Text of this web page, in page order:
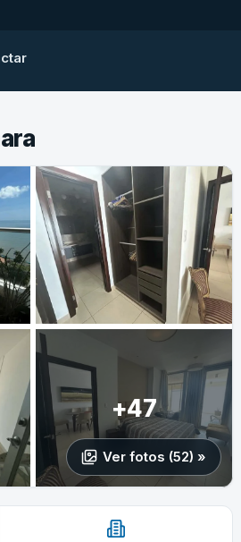
+47
Ver fotos (52) »